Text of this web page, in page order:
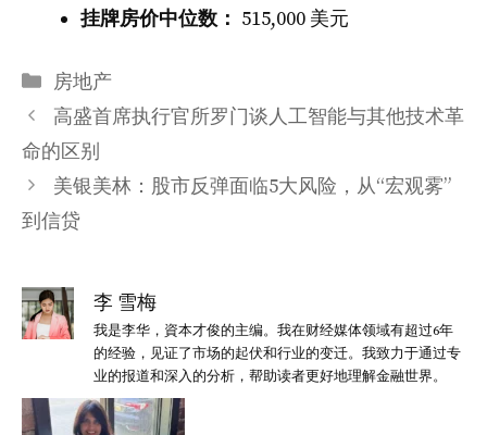
挂牌房价中位数： 515,000 美元
分
类
房地产
高盛首席执行官所罗门谈人工智能与其他技术革
命的区别
美银美林：股市反弹面临5大风险，从“宏观雾”
到信贷
李 雪梅
我是李华，資本才俊的主编。我在财经媒体领域有超过6年
的经验，见证了市场的起伏和行业的变迁。我致力于通过专
业的报道和深入的分析，帮助读者更好地理解金融世界。